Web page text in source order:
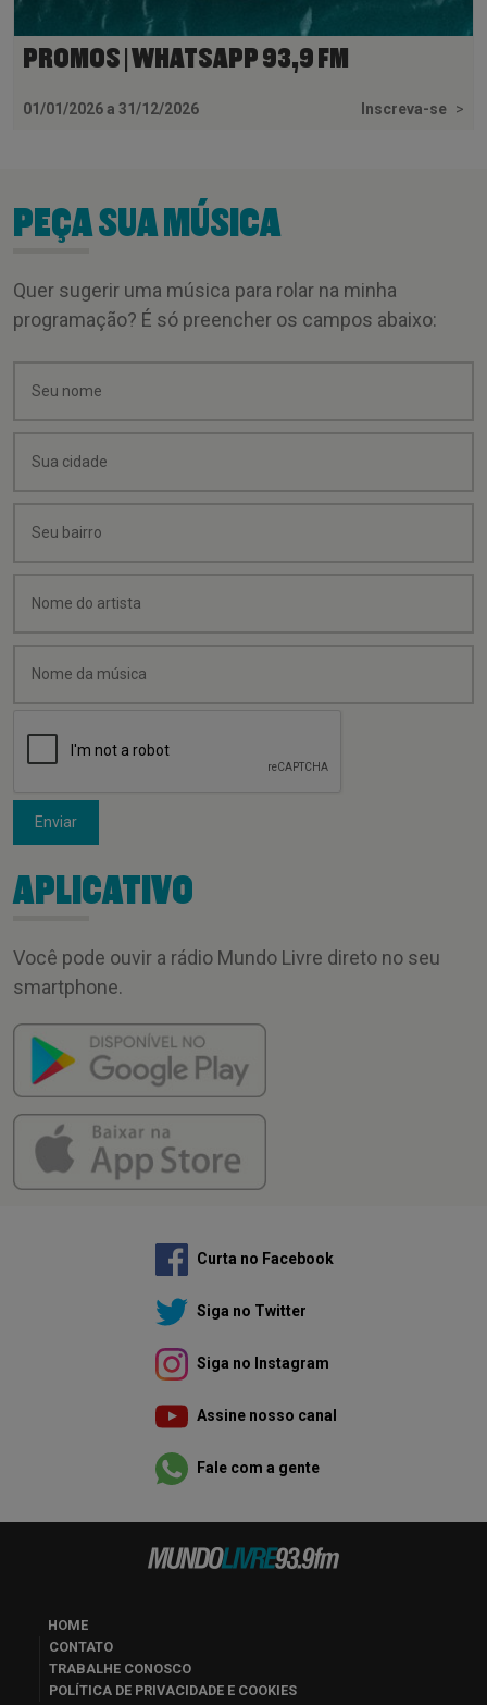
PROMOS | WHATSAPP 93,9 FM
01/01/2026 a 31/12/2026 Inscreva-se >
PEÇA SUA MÚSICA
Quer sugerir uma música para rolar na minha
programação? É só preencher os campos abaixo:
Enviar
APLICATIVO
Você pode ouvir a rádio Mundo Livre direto no seu
smartphone.
Curta no Facebook
Siga no Twitter
Siga no Instagram
Assine nosso canal
Fale com a gente
HOME
CONTATO
TRABALHE CONOSCO
POLÍTICA DE PRIVACIDADE E COOKIES